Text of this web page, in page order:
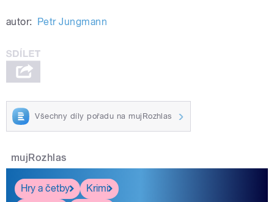
autor: Petr Jungmann
Všechny díly pořadu na mujRozhlas
mujRozhlas
Hry a četby
Krimi